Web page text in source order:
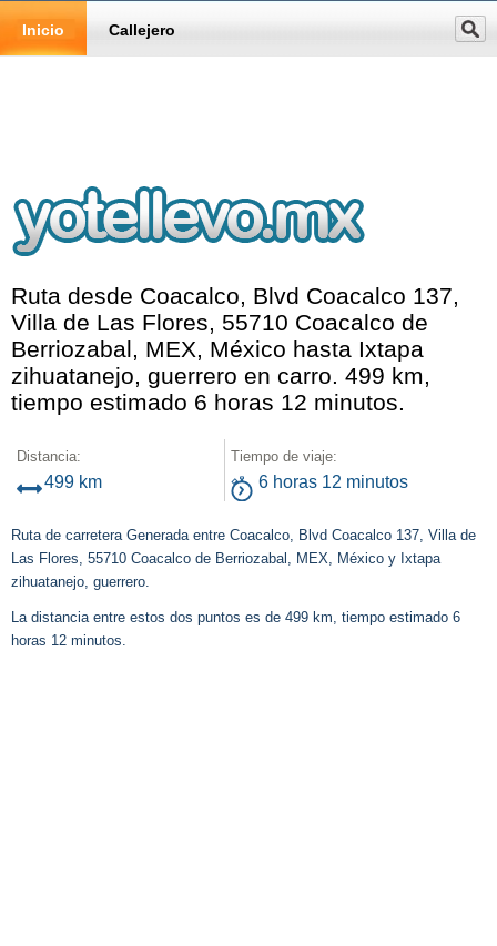
Inicio Callejero
Ruta desde Coacalco, Blvd Coacalco 137,
Villa de Las Flores, 55710 Coacalco de
Berriozabal, MEX, México hasta Ixtapa
zihuatanejo, guerrero en carro. 499 km,
tiempo estimado 6 horas 12 minutos.
Distancia:
499 km
Tiempo de viaje:
6 horas 12 minutos
Ruta de carretera Generada entre Coacalco, Blvd Coacalco 137, Villa de
Las Flores, 55710 Coacalco de Berriozabal, MEX, México y Ixtapa
zihuatanejo, guerrero.
La distancia entre estos dos puntos es de 499 km, tiempo estimado 6
horas 12 minutos.